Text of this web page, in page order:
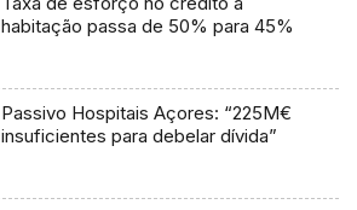
habitação passa de 50% para 45%
Passivo Hospitais Açores: “225M€
insuficientes para debelar dívida”